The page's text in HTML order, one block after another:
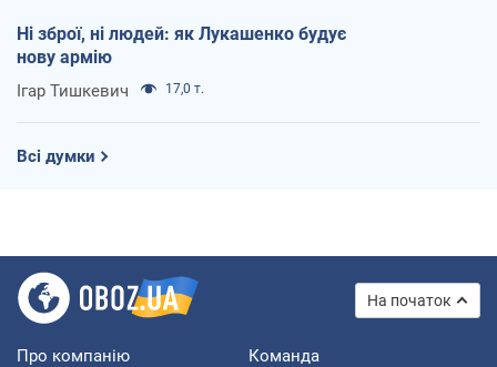
Ні зброї, ні людей: як Лукашенко будує
нову армію
Ігар Тишкевич 17,0 т.
Всі думки
На початок
Про компанію Команда